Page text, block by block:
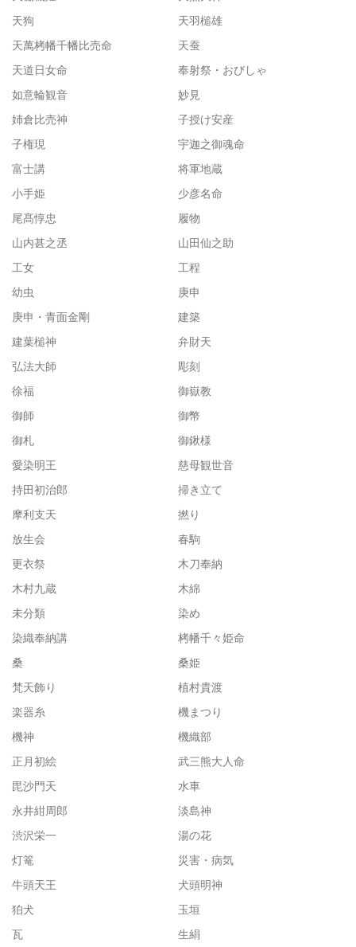
天狗
天羽槌雄
天萬栲幡千幡比売命
天蚕
天道日女命
奉射祭・おびしゃ
如意輪観音
妙見
姉倉比売神
子授け安産
子権現
宇迦之御魂命
富士講
将軍地蔵
小手姫
少彦名命
尾髙惇忠
履物
山内甚之丞
山田仙之助
工女
工程
幼虫
庚申
庚申・青面金剛
建築
建葉槌神
弁財天
弘法大師
彫刻
徐福
御嶽教
御師
御幣
御札
御鍬様
愛染明王
慈母観世音
持田初治郎
掃き立て
摩利支天
撚り
放生会
春駒
更衣祭
木刀奉納
木村九蔵
木綿
未分類
染め
染織奉納講
栲幡千々姫命
桑
桑姫
梵天飾り
植村貴渡
楽器糸
機まつり
機神
機織部
正月初絵
武三熊大人命
毘沙門天
水車
永井紺周郎
淡島神
渋沢栄一
湯の花
灯篭
災害・病気
牛頭天王
犬頭明神
狛犬
玉垣
瓦
生絹